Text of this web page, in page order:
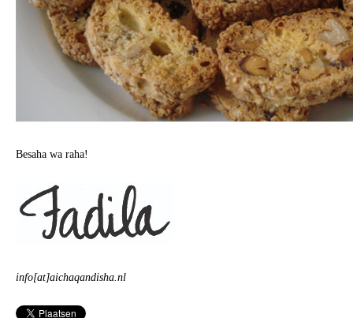
Besaha wa raha!
info[at]aichaqandisha.nl